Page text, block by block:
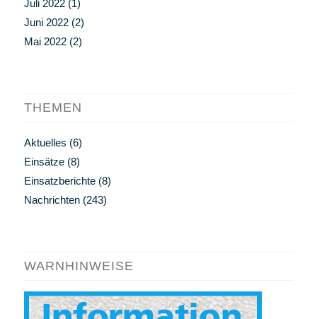
Juli 2022(1)
Juni 2022(2)
Mai 2022(2)
THEMEN
Aktuelles (6)
Einsätze(8)
Einsatzberichte(8)
Nachrichten(243)
WARNHINWEISE